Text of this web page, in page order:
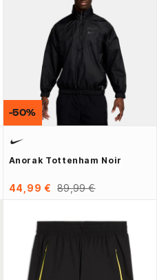
Anorak Tottenham Noir
44,99 € 89,99 €
-50%